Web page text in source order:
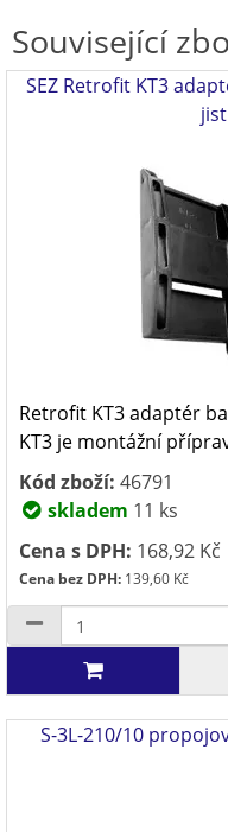
Související
SEZ Retrofit KT3
Retrofit KT3 adaptér
KT3 je montážní
Kód zboží: 46791
skladem 11 ks
Cena s DPH: 168,92 Kč
Cena bez DPH: 139,60 Kč
S-3L-210/10